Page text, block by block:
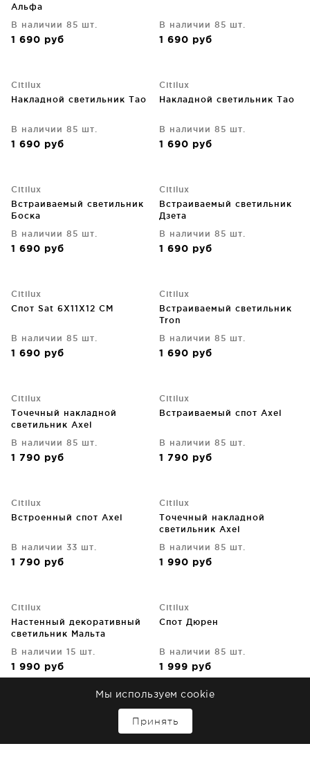
Альфа
В наличии 85 шт.
1 690 руб
В наличии 85 шт.
1 690 руб
Citilux
Накладной светильник Тао
В наличии 85 шт.
1 690 руб
Citilux
Накладной светильник Тао
В наличии 85 шт.
1 690 руб
Citilux
Встраиваемый светильник
Боска
В наличии 85 шт.
1 690 руб
Citilux
Встраиваемый светильник
Дзета
В наличии 85 шт.
1 690 руб
Citilux
Спот Sat 6X11X12 CM
В наличии 85 шт.
1 690 руб
Citilux
Встраиваемый светильник
Tron
В наличии 85 шт.
1 690 руб
Citilux
Точечный накладной
светильник Axel
В наличии 85 шт.
1 790 руб
Citilux
Встраиваемый спот Axel
В наличии 85 шт.
1 790 руб
Citilux
Встроенный спот Axel
В наличии 33 шт.
1 790 руб
Citilux
Точечный накладной
светильник Axel
В наличии 85 шт.
1 990 руб
Citilux
Настенный декоративный
светильник Мальта
В наличии 15 шт.
1 990 руб
Citilux
Спот Дюрен
В наличии 85 шт.
1 999 руб
Citilux
Бра Галлен
Мы используем cookie
Принять